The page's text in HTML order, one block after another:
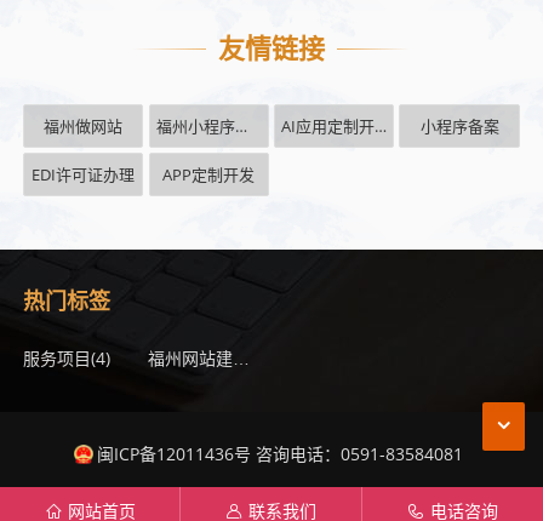
友情链接
福州做网站 福州小程序开发 AI应用定制开发 小程序备案
EDI许可证办理 APP定制开发
热门标签
服务项目(4) 福州网站建设
闽ICP备12011436号 咨询电话：0591-83584081
󦃑 网站首页 󦃱 联系我们 󦇁 电话咨询